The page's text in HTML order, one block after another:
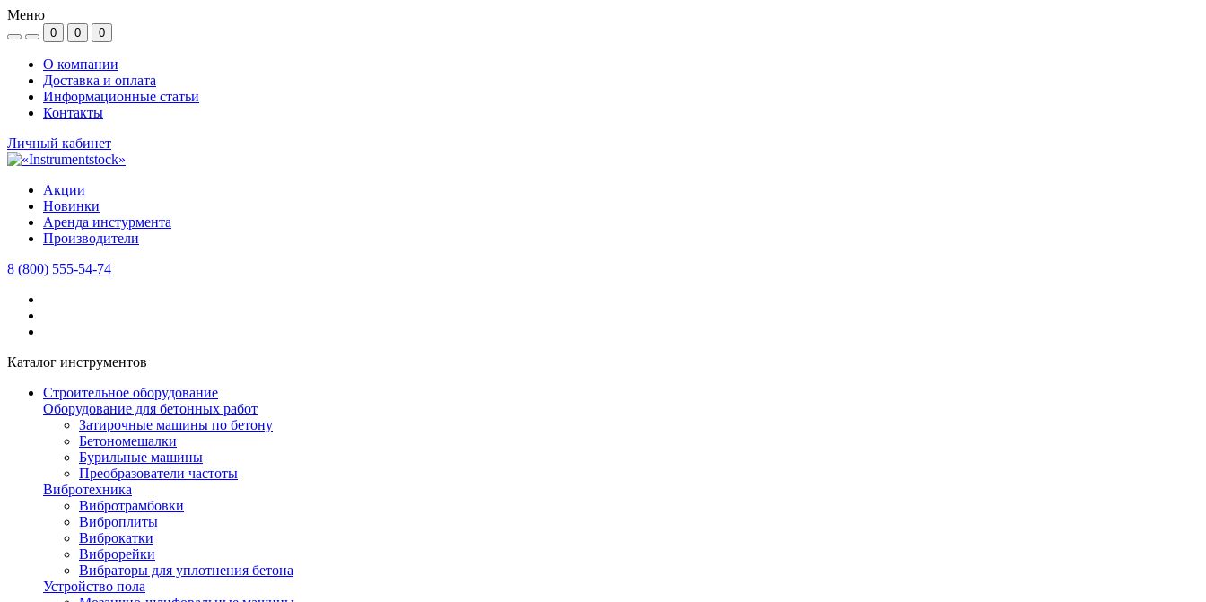
Меню
0 0 0
О компании
Доставка и оплата
Информационные статьи
Контакты
Личный кабинет
Акции
Новинки
Аренда инстурмента
Производители
8 (800) 555-54-74
Каталог инструментов
Строительное оборудование
Оборудование для бетонных работ
Затирочные машины по бетону
Бетономешалки
Бурильные машины
Преобразователи частоты
Вибротехника
Вибротрамбовки
Виброплиты
Виброкатки
Виброрейки
Вибраторы для уплотнения бетона
Устройство пола